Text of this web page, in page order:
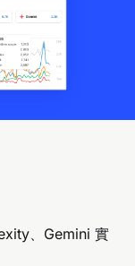
、Gemini 實